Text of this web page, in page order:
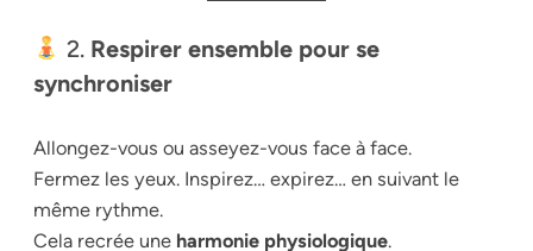
2. Respirer ensemble pour se
synchroniser
Allongez-vous ou asseyez-vous face à face.
Fermez les yeux. Inspirez… expirez… en suivant le
même rythme.
Cela recrée une harmonie physiologique.